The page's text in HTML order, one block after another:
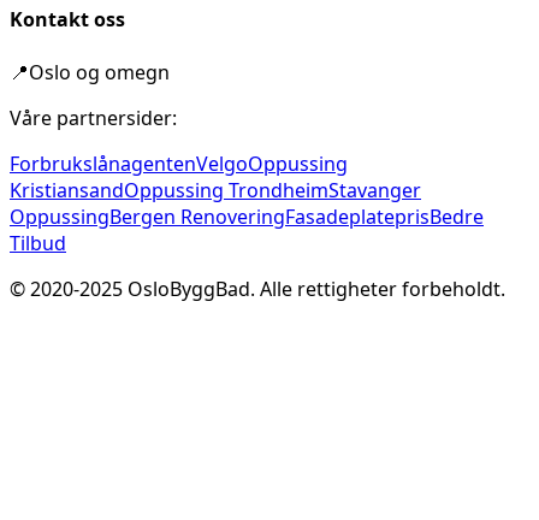
Kontakt oss
📍Oslo og omegn
Våre partnersider:
ForbrukslånagentenVelgoOppussing
KristiansandOppussing TrondheimStavanger
OppussingBergen RenoveringFasadeplateprisBedre
Tilbud
© 2020-2025 OsloByggBad. Alle rettigheter forbeholdt.